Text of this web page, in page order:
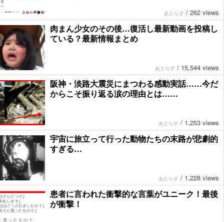
あとらす / 262 views
肉まん少女のその後…復活し最新動画を投稿し
ている？最新情報まとめ
あとらす / 15,544 views
阪神・淡路大震災にまつわる感動実話……今だ
からこそ振り返る涙の理由とは……
あとらす / 1,253 views
宇宙に旅立って行った動物たちの末路が悲劇的
すぎる…
あとらす / 1,228 views
患者に言われた衝撃的な言葉がユニーク！最後
が衝撃！